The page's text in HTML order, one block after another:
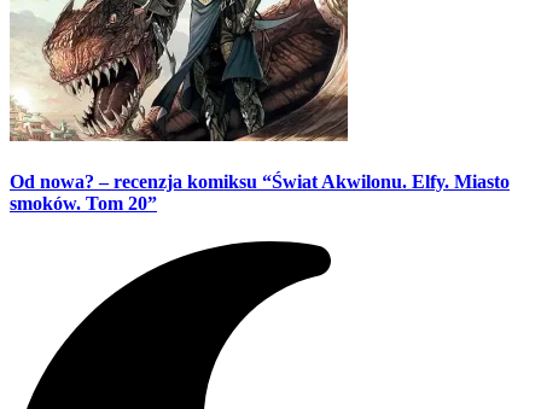
Od nowa? – recenzja komiksu “Świat Akwilonu. Elfy. Miasto
smoków. Tom 20”